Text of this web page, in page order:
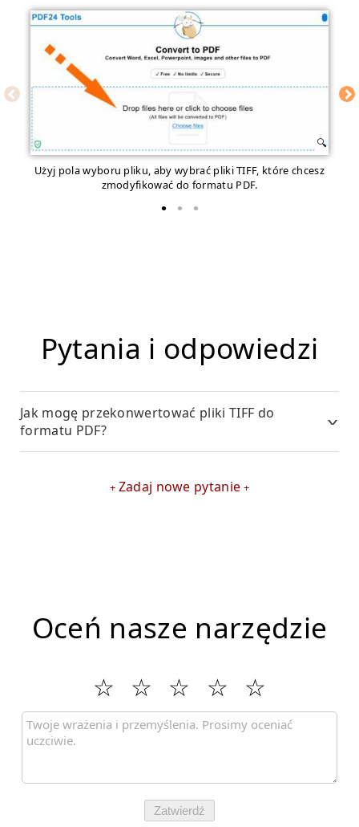
Użyj pola wyboru pliku, aby wybrać pliki TIFF, które chcesz
zmodyfikować do formatu PDF.
Pytania i odpowiedzi
Jak mogę przekonwertować pliki TIFF do
formatu PDF?
Zadaj nowe pytanie
Oceń nasze narzędzie
Zatwierdź